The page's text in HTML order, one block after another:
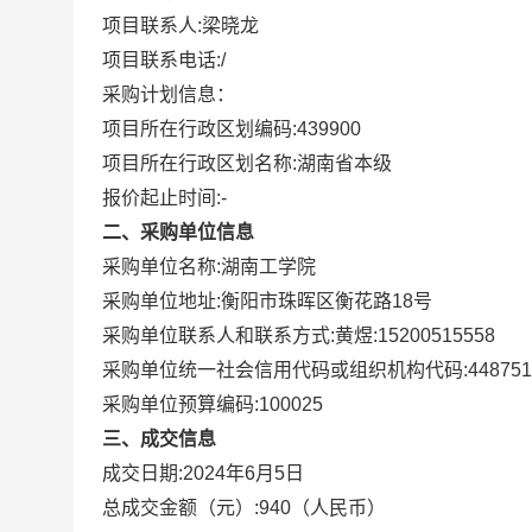
项目联系人:梁晓龙
项目联系电话:/
采购计划信息：
项目所在行政区划编码:439900
项目所在行政区划名称:湖南省本级
报价起止时间:-
二、采购单位信息
采购单位名称:湖南工学院
采购单位地址:衡阳市珠晖区衡花路18号
采购单位联系人和联系方式:黄煜:15200515558
采购单位统一社会信用代码或组织机构代码:
采购单位预算编码:100025
三、成交信息
成交日期:2024年6月5日
总成交金额（元）:940 （人民币）